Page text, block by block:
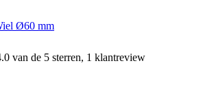
Ø60 mm
van de 5 sterren, 1 klantreview